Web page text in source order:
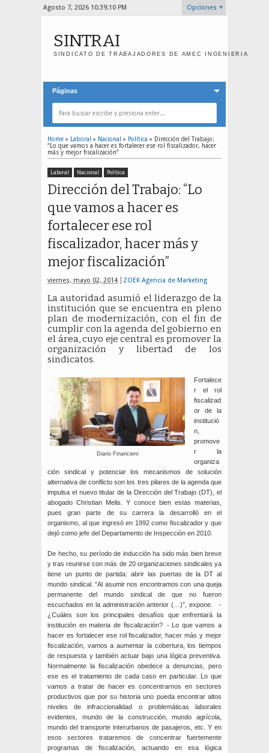
Agosto 7, 2026 10:39:11 PM Opciones
SINTRAI
SINDICATO DE TRABAJADORES DE AMEC INGENIERIA
Páginas
Home » Laboral » Nacional » Política » Dirección del Trabajo:
“Lo que vamos a hacer es fortalecer ese rol fiscalizador, hacer
más y mejor fiscalización”
Laboral Nacional Política
Dirección del Trabajo: “Lo
que vamos a hacer es
fortalecer ese rol
fiscalizador, hacer más y
mejor fiscalización”
viernes, mayo 02, 2014 ZOEK Agencia de Marketing
La autoridad asumió el liderazgo de la
institución que se encuentra en pleno
plan de modernización, con el fin de
cumplir con la agenda del gobierno en
el área, cuyo eje central es promover la
organización y libertad de los
sindicatos.
Diario Financiero
Fortalece
r el rol
fiscalizad
or de la
institució
n,
promove
r la
organiza
ción sindical y potenciar los mecanismos de solución
alternativa de conflicto son los tres pilares de la agenda que
impulsa el nuevo titular de la Dirección del Trabajo (DT), el
abogado Christian Melis. Y conoce bien estas materias,
pues gran parte de su carrera la desarrolló en el
organismo, al que ingresó en 1992 como fiscalizador y que
dejó como jefe del Departamento de Inspección en 2010.
De hecho, su período de inducción ha sido más bien breve
y tras reunirse con más de 20 organizaciones sindicales ya
tiene un punto de partida: abrir las puertas de la DT al
mundo sindical. “Al asumir nos encontramos con una queja
permanente del mundo sindical de que no fueron
escuchados en la administración anterior (…)”, expone. -
¿Cuáles son los principales desafíos que enfrentará la
institución en materia de fiscalización? - Lo que vamos a
hacer es fortalecer ese rol fiscalizador, hacer más y mejor
fiscalización, vamos a aumentar la cobertura, los tiempos
de respuesta y también actuar bajo una lógica preventiva.
Normalmente la fiscalización obedece a denuncias, pero
ese es el tratamiento de cada caso en particular. Lo que
vamos a tratar de hacer es concentrarnos en sectores
productivos que por su historia uno pueda encontrar altos
niveles de infraccionalidad o problemáticas laborales
evidentes, mundo de la construcción, mundo agrícola,
mundo del transporte interurbanos de pasajeros, etc. Y en
esos sectores trataremos de concentrar fuertemente
programas de fiscalización, actuando en esa lógica